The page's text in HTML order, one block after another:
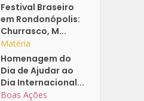
Festival Braseiro
em Rondonópolis:
Churrasco, M...
Matéria
Homenagem do
Dia de Ajudar ao
Dia Internacional...
Boas Ações